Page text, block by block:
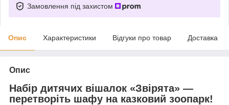
Замовлення під захистом
Опис Характеристики Відгуки про товар Доставка
Опис
Набір дитячих вішалок «Звірята» —
перетворіть шафу на казковий зоопарк!